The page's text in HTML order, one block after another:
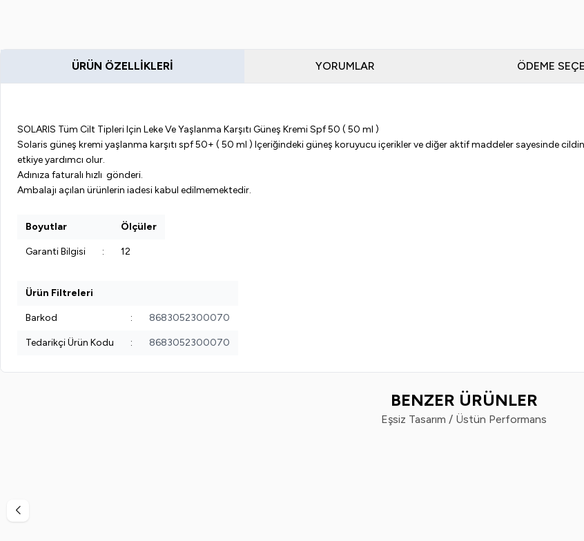
ÜRÜN ÖZELLIKLERI YORUMLAR ÖDEME
SOLARIS Tüm Cilt Tipleri Için Leke Ve Yaşlanma Karşıtı Güneş Kremi Spf 50 ( 50 ml )
Solaris güneş kremi yaşlanma karşıtı spf 50+ ( 50 ml ) Içeriğindeki güneş koruyucu içerikler ve diğer aktif maddeler sayesinde
etkiye yardımcı olur.
Adınıza faturalı hızlı gönderi.
Ambalajı açılan ürünlerin iadesi kabul edilmemektedir.
Boyutlar Ölçüler
Garanti Bilgisi : 12
Ürün Filtreleri
Barkod : 8683052300070
Tedarikçi Ürün Kodu : 8683052300070
BENZER ÜRÜNLER
Eşsiz Tasarım / Üstün Performans